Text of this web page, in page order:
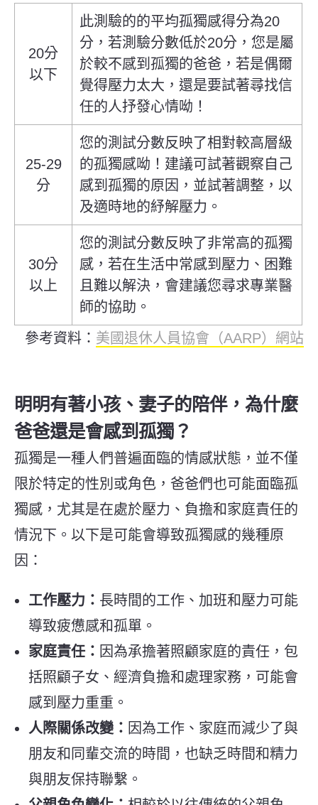
20分
以下
此測驗的的平均孤獨感得分為20
分，若測驗分數低於20分，您是屬
於較不感到孤獨的爸爸，若是偶爾
覺得壓力太大，還是要試著尋找信
任的人抒發心情呦！
25-29
分
您的測試分數反映了相對較高層級
的孤獨感呦！建議可試著觀察自己
感到孤獨的原因，並試著調整，以
及適時地的紓解壓力。
30分
以上
您的測試分數反映了非常高的孤獨
感，若在生活中常感到壓力、困難
且難以解決，會建議您尋求專業醫
師的協助。
參考資料： 美國退休人員協會（AARP）網站
明明有著小孩、妻子的陪伴，為什麼
爸爸還是會感到孤獨？
孤獨是一種人們普遍面臨的情感狀態，並不僅
限於特定的性別或角色，爸爸們也可能面臨孤
獨感，尤其是在處於壓力、負擔和家庭責任的
情況下。以下是可能會導致孤獨感的幾種原
因：
工作壓力： 長時間的工作、加班和壓力可能
導致疲憊感和孤單。
家庭責任： 因為承擔著照顧家庭的責任，包
括照顧子女、經濟負擔和處理家務，可能會
感到壓力重重。
人際關係改變： 因為工作、家庭而減少了與
朋友和同輩交流的時間，也缺乏時間和精力
與朋友保持聯繫。